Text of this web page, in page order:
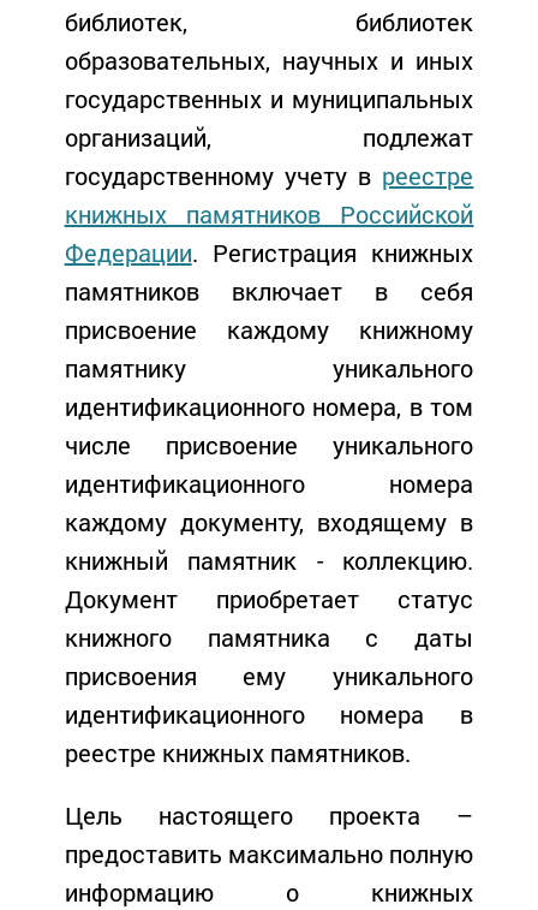
библиотек, библиотек
образовательных, научных и иных
государственных и муниципальных
организаций, подлежат
государственному учету в реестре
книжных памятников Российской
Федерации. Регистрация книжных
памятников включает в себя
присвоение каждому книжному
памятнику уникального
идентификационного номера, в том
числе присвоение уникального
идентификационного номера
каждому документу, входящему в
книжный памятник - коллекцию.
Документ приобретает статус
книжного памятника с даты
присвоения ему уникального
идентификационного номера в
реестре книжных памятников.
Цель настоящего проекта –
предоставить максимально полную
информацию о книжных